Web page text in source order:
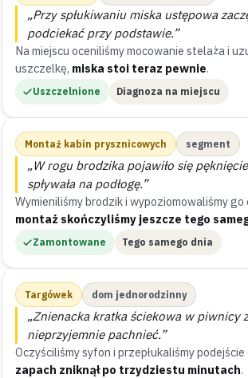
„Przy spłukiwaniu miska ustępowa
podciekać przy podstawie.”
Na miejscu oceniliśmy mocowanie stelaża i
uszczelkę, miska stoi teraz pewnie.
Uszczelnione Diagnoza na miejscu
Montaż kabin prysznicowych segment
„W rogu brodzika pojawiło się
spływała na podłogę.”
Wymieniliśmy brodzik i wypoziomowaliśmy go
montaż skończyliśmy jeszcze tego
Zamontowane Tego samego dnia
Targówek dom jednorodzinny
„Znienacka kratka ściekowa w piwnicy
nieprzyjemnie pachnieć.”
Oczyściliśmy syfon i przepłukaliśmy
zapach zniknął po trzydziestu minutach.